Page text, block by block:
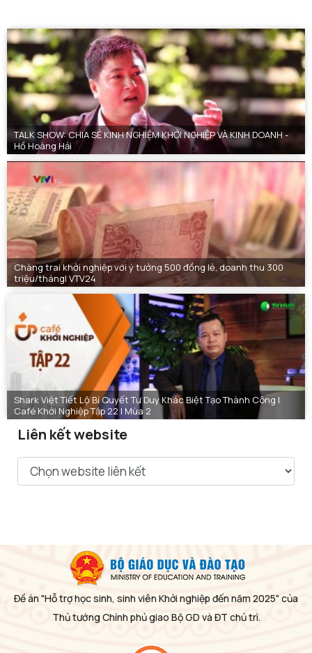
TALK SHOW: CHIA SẺ KINH NGHIỆM KHỞI NGHIỆP VÀ KINH DOANH -
Hồ Hoàng Hải
Chàng trai khởi nghiệp với ý tưởng 500 đồng lẻ, doanh thu 300
triệu/tháng| VTV24
Shark Việt Tiết Lộ Bí Quyết Tư Duy Khác Biệt Tạo Thành Công |
Café Khởi Nghiệp Tập 22 | Mùa 2
Liên kết website
Đề án "Hỗ trợ học sinh, sinh viên Khởi nghiệp đến năm 2025" của
Thủ tướng Chính phủ giao Bộ GD và ĐT chủ trì.